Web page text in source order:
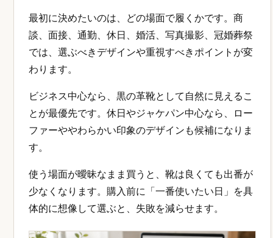
最初に決めたいのは、どの場面で履くかです。商
談、面接、通勤、休日、婚活、写真撮影、冠婚葬祭
では、選ぶべきデザインや重視すべきポイントが変
わります。
ビジネス中心なら、黒の革靴として自然に見えるこ
とが最優先です。休日やジャケパン中心なら、ロー
ファーややわらかい印象のデザインも候補になりま
す。
使う場面が曖昧なまま買うと、靴は良くても出番が
少なくなります。購入前に「一番使いたい日」を具
体的に想像して選ぶと、失敗を減らせます。